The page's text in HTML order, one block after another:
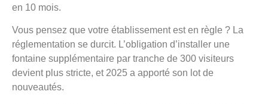
en 10 mois.
Vous pensez que votre établissement est en règle ? La
réglementation se durcit. L’obligation d’installer une
fontaine supplémentaire par tranche de 300 visiteurs
devient plus stricte, et 2025 a apporté son lot de
nouveautés.